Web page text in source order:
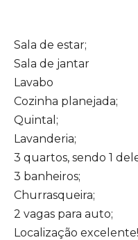
Sala de estar;
Sala de jantar
Lavabo
Cozinha planejada;
Quintal;
Lavanderia;
3 quartos, sendo 1
3 banheiros;
Churrasqueira;
2 vagas para auto;
Localização excelente!